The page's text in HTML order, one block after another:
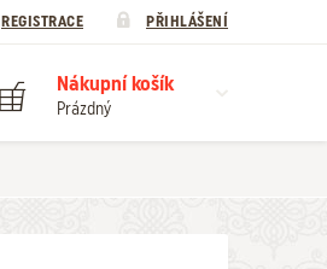
REGISTRACE PŘIHLÁŠENÍ
Nákupní košík
Prázdný